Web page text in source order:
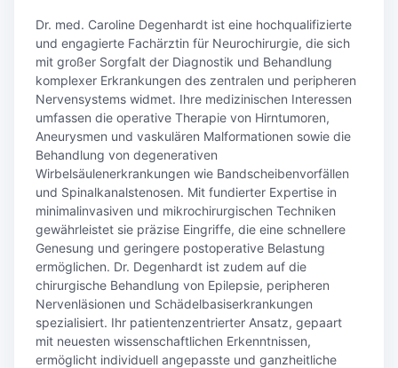
Dr. med. Caroline Degenhardt ist eine hochqualifizierte
und engagierte Fachärztin für Neurochirurgie, die sich
mit großer Sorgfalt der Diagnostik und Behandlung
komplexer Erkrankungen des zentralen und peripheren
Nervensystems widmet. Ihre medizinischen Interessen
umfassen die operative Therapie von Hirntumoren,
Aneurysmen und vaskulären Malformationen sowie die
Behandlung von degenerativen
Wirbelsäulenerkrankungen wie Bandscheibenvorfällen
und Spinalkanalstenosen. Mit fundierter Expertise in
minimalinvasiven und mikrochirurgischen Techniken
gewährleistet sie präzise Eingriffe, die eine schnellere
Genesung und geringere postoperative Belastung
ermöglichen. Dr. Degenhardt ist zudem auf die
chirurgische Behandlung von Epilepsie, peripheren
Nervenläsionen und Schädelbasiserkrankungen
spezialisiert. Ihr patientenzentrierter Ansatz, gepaart
mit neuesten wissenschaftlichen Erkenntnissen,
ermöglicht individuell angepasste und ganzheitliche